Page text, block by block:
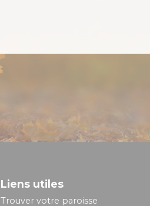
Liens utiles
Trouver votre paroisse